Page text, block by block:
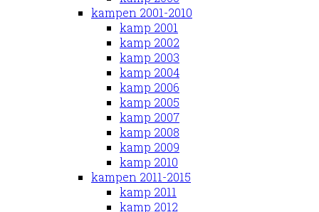
kampen 2001-2010
kamp 2001
kamp 2002
kamp 2003
kamp 2004
kamp 2006
kamp 2005
kamp 2007
kamp 2008
kamp 2009
kamp 2010
kampen 2011-2015
kamp 2011
kamp 2012